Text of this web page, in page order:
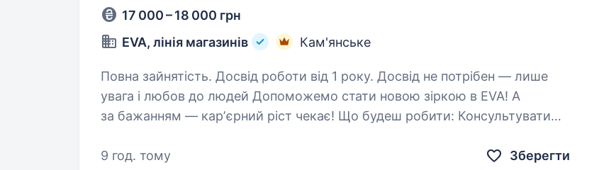
17 000 – 18 000 грн
EVA, лінія магазинів
Кам'янське
Повна зайнятість. Досвід роботи від 1 року. Досвід не потрібен — лише
увага і любов до людей Допоможемо стати новою зіркою в EVA! А
за бажанням — карʼєрний ріст чекає! Що будеш робити: Консультувати
9 год. тому
Зберегти